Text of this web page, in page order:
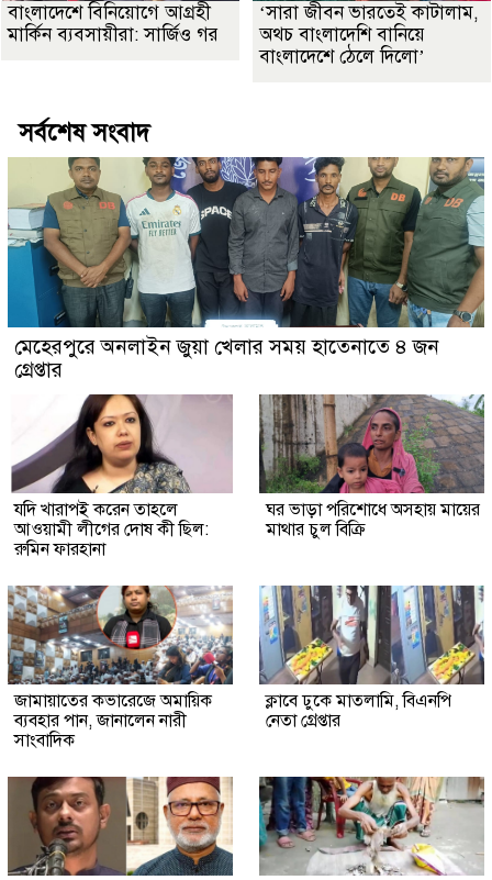
বাংলাদেশে বিনিয়োগে আগ্রহী
মার্কিন ব্যবসায়ীরা: সার্জিও গর
‘সারা জীবন ভারতেই কাটালাম,
অথচ বাংলাদেশি বানিয়ে
বাংলাদেশে ঠেলে দিলো’
সর্বশেষ সংবাদ
মেহেরপুরে অনলাইন জুয়া খেলার সময় হাতেনাতে ৪ জন
গ্রেপ্তার
যদি খারাপই করেন তাহলে
আওয়ামী লীগের দোষ কী ছিল:
রুমিন ফারহানা
ঘর ভাড়া পরিশোধে অসহায় মায়ের
মাথার চুল বিক্রি
জামায়াতের কভারেজে অমায়িক
ব্যবহার পান, জানালেন নারী
সাংবাদিক
ক্লাবে ঢুকে মাতলামি, বিএনপি
নেতা গ্রেপ্তার